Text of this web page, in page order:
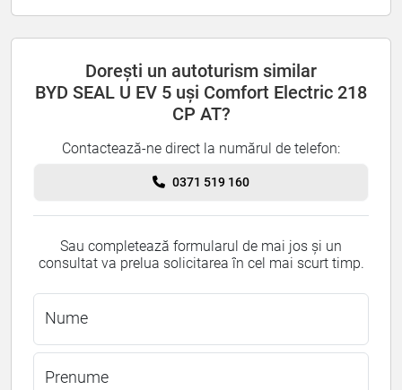
Dorești un autoturism similar
BYD SEAL U EV 5 uși Comfort Electric 218
CP AT?
Contactează-ne direct la numărul de telefon:
0371 519 160
Sau completează formularul de mai jos și un
consultat va prelua solicitarea în cel mai scurt timp.
Nume
Prenume